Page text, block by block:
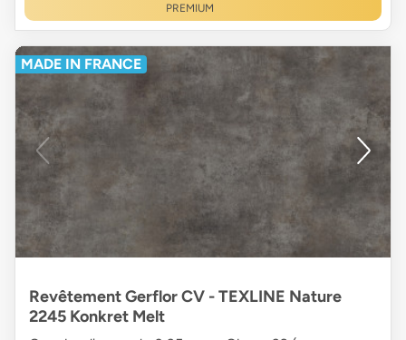
PREMIUM
MADE IN FRANCE
Revêtement Gerflor CV - TEXLINE Nature
2245 Konkret Melt